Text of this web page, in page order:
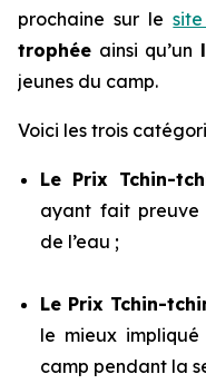
prochaine sur le
trophée ainsi qu’un
jeunes du camp.
Voici les trois
Le Prix Tchin-
ayant fait preuve
de l’eau ;
Le Prix Tchin-
le mieux
camp pendant la